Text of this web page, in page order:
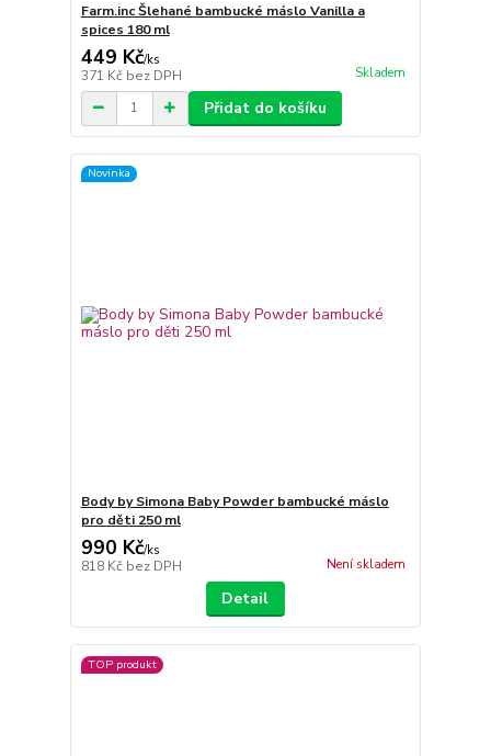
Farm.inc Šlehané bambucké máslo Vanilla a
spices 180 ml
449 Kč/ks
371 Kč bez DPH Skladem
Přidat do košíku
Novinka
Body by Simona Baby Powder bambucké máslo
pro děti 250 ml
990 Kč/ks
818 Kč bez DPH Není skladem
Detail
TOP produkt